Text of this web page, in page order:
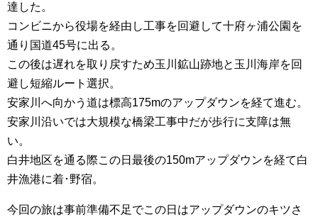
達した。
コンビニから役場を経由し工事を回避して十府ヶ浦公園を
通り国道45号に出る。
この後は遅れを取り戻すため玉川鉱山跡地と玉川海岸を回
避し短縮ルート選択。
安家川へ向かう道は標高175mのアップダウンを経て進む。
安家川沿いでは大規模な橋梁工事中だが歩行に支障は無
い。
白井地区を通る際この日最後の150mアップダウンを経て白
井漁港に着･野宿。
今回の旅は事前準備不足でこの日はアップダウンのキツさ